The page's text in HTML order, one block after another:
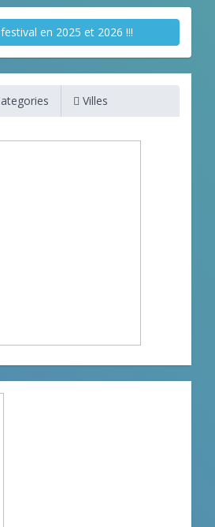
en 2025 et 2026 !!!
Villes